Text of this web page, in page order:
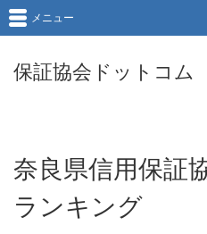
保証協会ドットコム
メニュー
奈良県信用保証
ランキング